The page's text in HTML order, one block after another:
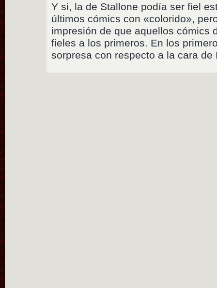
Y si, la de Stallone podía ser fiel
últimos cómics con «colorido»,
impresión de que aquellos cómics
fieles a los primeros. En los
sorpresa con respecto a la cara de